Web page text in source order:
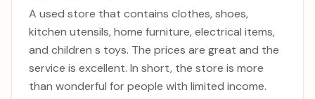
A used store that contains clothes, shoes,
kitchen utensils, home furniture, electrical items,
and children s toys. The prices are great and the
service is excellent. In short, the store is more
than wonderful for people with limited income.